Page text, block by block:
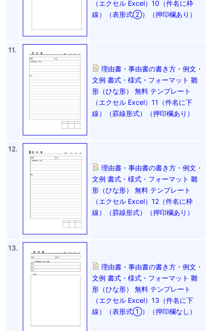
（エクセル Excel）10（件名に枠
線）（表形式②）（押印欄あり）
11.
理由書・事由書の書き方・例文・
文例 書式・様式・フォーマット 雛
形（ひな形） 無料 テンプレート
（エクセル Excel）11（件名に下
線）（罫線形式）（押印欄あり）
12.
理由書・事由書の書き方・例文・
文例 書式・様式・フォーマット 雛
形（ひな形） 無料 テンプレート
（エクセル Excel）12（件名に枠
線）（罫線形式）（押印欄あり）
13.
理由書・事由書の書き方・例文・
文例 書式・様式・フォーマット 雛
形（ひな形） 無料 テンプレート
（エクセル Excel）13（件名に下
線）（表形式①）（押印欄なし）